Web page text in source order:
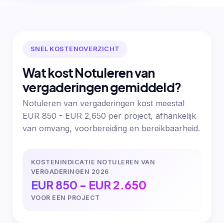
SNEL KOSTENOVERZICHT
Wat kost Notuleren van
vergaderingen gemiddeld?
Notuleren van vergaderingen kost meestal
EUR 850 - EUR 2,650 per project, afhankelijk
van omvang, voorbereiding en bereikbaarheid.
KOSTENINDICATIE NOTULEREN VAN
VERGADERINGEN 2026
EUR 850 - EUR 2.650
VOOR EEN PROJECT